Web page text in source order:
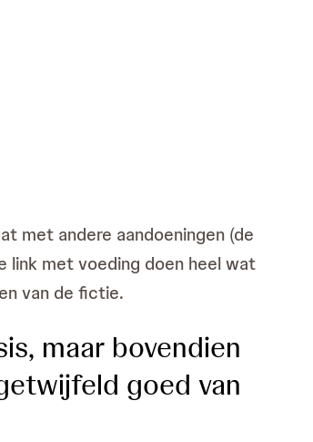
met andere aandoeningen (de
link met voeding doen heel wat
van de fictie.
maar bovendien
goed van